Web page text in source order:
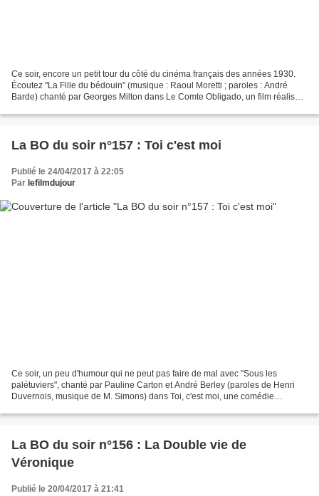
Ce soir, encore un petit tour du côté du cinéma français des années 1930.
Écoutez "La Fille du bédouin" (musique : Raoul Moretti ; paroles : André
Barde) chanté par Georges Milton dans Le Comte Obligado, un film réalisé
La BO du soir n°157 : Toi c'est moi
Publié le 24/04/2017 à 22:05
Par lefilmdujour
Ce soir, un peu d'humour qui ne peut pas faire de mal avec "Sous les
palétuviers", chanté par Pauline Carton et André Berley (paroles de Henri
Duvernois, musique de M. Simons) dans Toi, c'est moi, une comédie
La BO du soir n°156 : La Double vie de
Véronique
Publié le 20/04/2017 à 21:41